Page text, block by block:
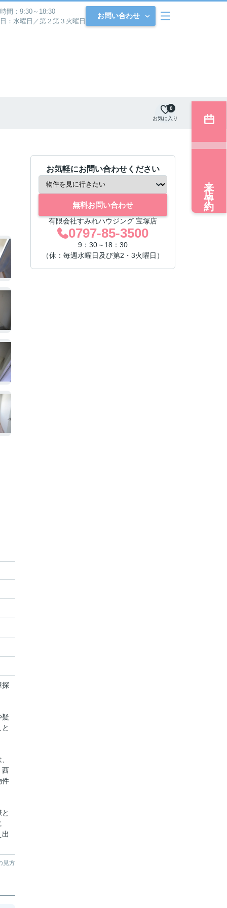
間：9:30～18:30
：水曜日／第２第３火曜日
お問い合わせ
お気に入り
0
探
西
件
見方
お気軽にお問い合わせください
無料お問い合わせ
有限会社すみれハウジング 宝塚店
0797-85-3500
9：30～18：30
（休：毎週水曜日及び第2・3火曜日）
来店予約